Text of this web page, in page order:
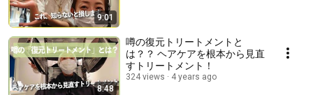
9:01
8:48
噂の復元トリートメントと
は？？ ヘアケアを根本から見直
すトリートメント！
324 views 4 years ago